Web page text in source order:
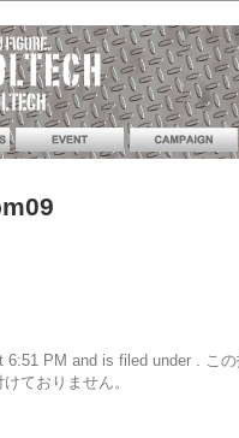
6:51 PM and is filed under . こ
ておりません。